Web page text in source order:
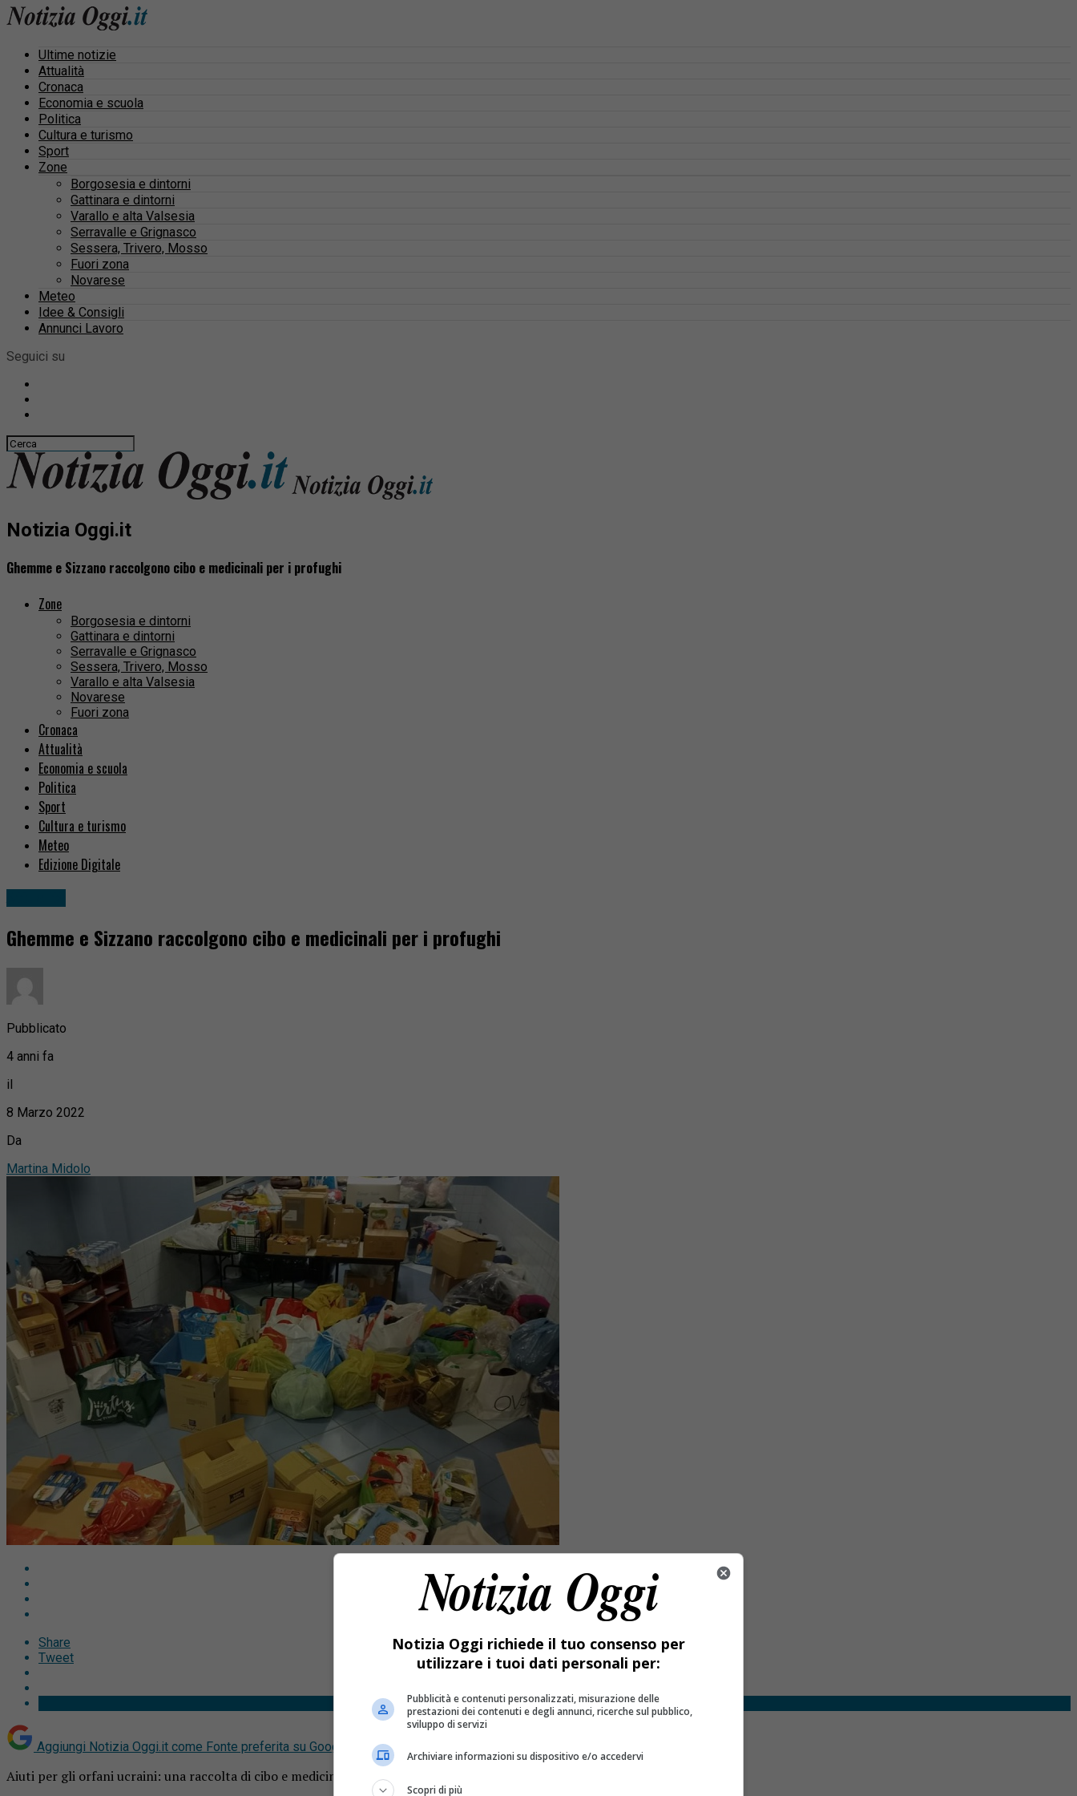
Ultime notizie
Attualità
Cronaca
Economia e scuola
Politica
Cultura e turismo
Sport
Zone
Borgosesia e dintorni
Gattinara e dintorni
Varallo e alta Valsesia
Serravalle e Grignasco
Sessera, Trivero, Mosso
Fuori zona
Novarese
Meteo
Idee & Consigli
Annunci Lavoro
Seguici su
Notizia Oggi.it
Ghemme e Sizzano raccolgono cibo e medicinali per i profughi
Zone
Borgosesia e dintorni
Gattinara e dintorni
Serravalle e Grignasco
Sessera, Trivero, Mosso
Varallo e alta Valsesia
Novarese
Fuori zona
Cronaca
Attualità
Economia e scuola
Politica
Sport
Cultura e turismo
Meteo
Edizione Digitale
Ghemme e Sizzano raccolgono cibo e medicinali per i profughi
Pubblicato
4 anni fa
il
8 Marzo 2022
Da
Martina Midolo
Share
Tweet
Aggiungi Notizia Oggi.it come Fonte preferita su Google
Aiuti per gli orfani ucraini: una raccolta di cibo e medicine sia a Ghemme che a Sizzano
Notizia Oggi richiede il tuo consenso per
utilizzare i tuoi dati personali per:
Pubblicità e contenuti personalizzati, misurazione delle
prestazioni dei contenuti e degli annunci, ricerche sul pubblico,
sviluppo di servizi
Archiviare informazioni su dispositivo e/o accedervi
Scopri di più